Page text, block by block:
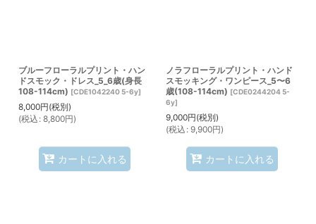
ブルーフローラルプリント・ハン
ドスモック・ドレス_5_6歳(身長
108-114cm) [CDE1042240 5-6y]
8,000円(税別)
(税込 : 8,800円)
カートに入れる
ノラフローラルプリント・ハンド
スモッキング・ワンピース_5〜6
歳(108-114cm) [CDE0244204 5-
6y]
9,000円(税別)
(税込 : 9,900円)
カートに入れる